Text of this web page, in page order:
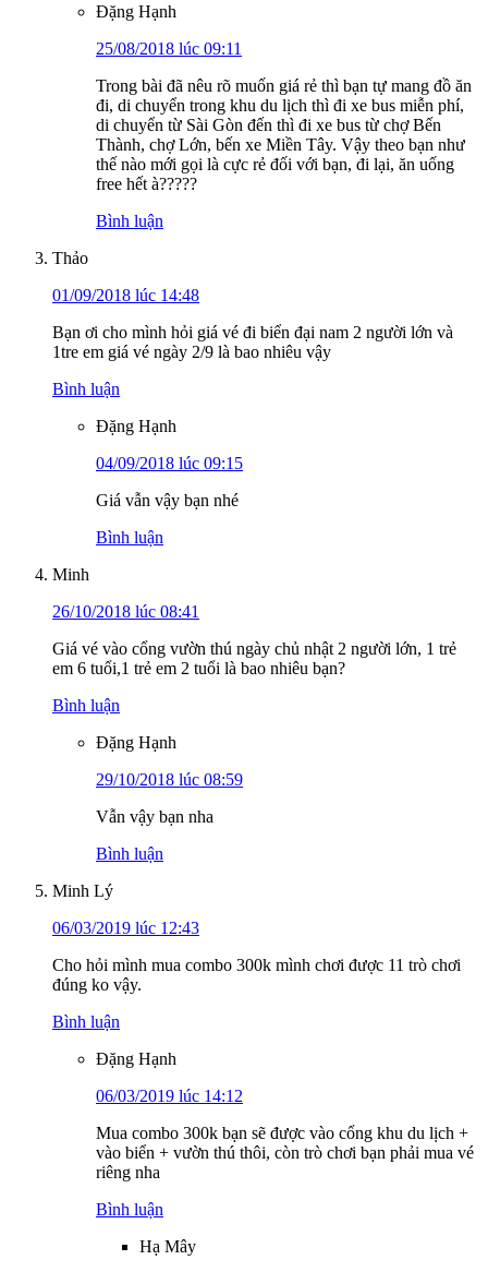
Đặng Hạnh
25/08/2018 lúc 09:11
Trong bài đã nêu rõ muốn giá rẻ thì bạn tự mang đồ ăn
đi, di chuyển trong khu du lịch thì đi xe bus miễn phí,
di chuyển từ Sài Gòn đến thì đi xe bus từ chợ Bến
Thành, chợ Lớn, bến xe Miền Tây. Vậy theo bạn như
thế nào mới gọi là cực rẻ đối với bạn, đi lại, ăn uống
free hết à?????
Bình luận
Thảo
01/09/2018 lúc 14:48
Bạn ơi cho mình hỏi giá vé đi biển đại nam 2 người lớn và
1tre em giá vé ngày 2/9 là bao nhiêu vậy
Bình luận
Đặng Hạnh
04/09/2018 lúc 09:15
Giá vẫn vậy bạn nhé
Bình luận
Minh
26/10/2018 lúc 08:41
Giá vé vào cổng vườn thú ngày chủ nhật 2 người lớn, 1 trẻ
em 6 tuổi,1 trẻ em 2 tuổi là bao nhiêu bạn?
Bình luận
Đặng Hạnh
29/10/2018 lúc 08:59
Vẫn vậy bạn nha
Bình luận
Minh Lý
06/03/2019 lúc 12:43
Cho hỏi mình mua combo 300k mình chơi được 11 trò chơi
đúng ko vậy.
Bình luận
Đặng Hạnh
06/03/2019 lúc 14:12
Mua combo 300k bạn sẽ được vào cổng khu du lịch +
vào biển + vườn thú thôi, còn trò chơi bạn phải mua vé
riêng nha
Bình luận
Hạ Mây